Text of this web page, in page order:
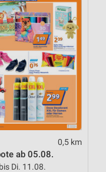
0,5 km
ab 05.08.
Di. 11.08.
oder
von